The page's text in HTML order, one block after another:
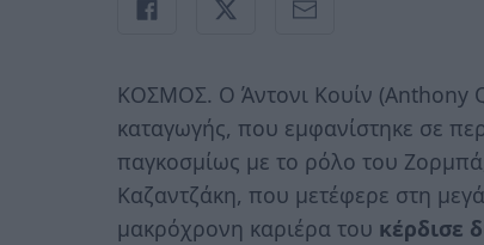
ΚΟΣΜΟΣ. Ο Άντονι Κουίν (Anthony
καταγωγής, που εμφανίστηκε σε
παγκοσμίως με το ρόλο του
Καζαντζάκη, που μετέφερε στη
μακρόχρονη καριέρα του κέρδισε